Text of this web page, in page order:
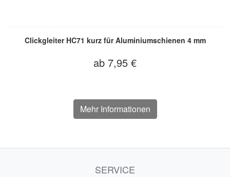
Clickgleiter HC71 kurz für Aluminiumschienen 4 mm
ab 7,95 €
Mehr Informationen
SERVICE